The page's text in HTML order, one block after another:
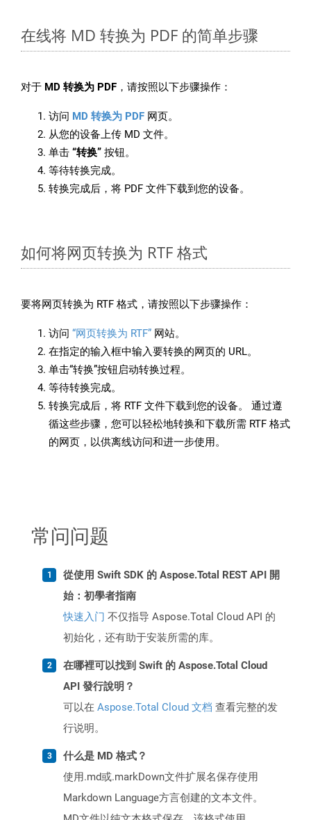
在线将 MD 转换为 PDF 的简单步骤
对于 MD 转换为 PDF ，请按照以下步骤操作：
访问 MD 转换为 PDF 网页。
从您的设备上传 MD 文件。
单击 “转换” 按钮。
等待转换完成。
转换完成后，将 PDF 文件下载到您的设备。
如何将网页转换为 RTF 格式
要将网页转换为 RTF 格式，请按照以下步骤操作：
访问 “网页转换为 RTF” 网站。
在指定的输入框中输入要转换的网页的 URL。
单击“转换”按钮启动转换过程。
等待转换完成。
转换完成后，将 RTF 文件下载到您的设备。 通过遵
循这些步骤，您可以轻松地转换和下载所需 RTF 格式
的网页，以供离线访问和进一步使用。
常问问题
從使用 Swift SDK 的 Aspose.Total REST API 開
始：初學者指南
快速入门 不仅指导 Aspose.Total Cloud API 的
初始化，还有助于安装所需的库。
在哪裡可以找到 Swift 的 Aspose.Total Cloud
API 發行說明？
可以在 Aspose.Total Cloud 文档 查看完整的发
行说明。
什么是 MD 格式？
使用.md或.markDown文件扩展名保存使用
Markdown Language方言创建的文本文件。